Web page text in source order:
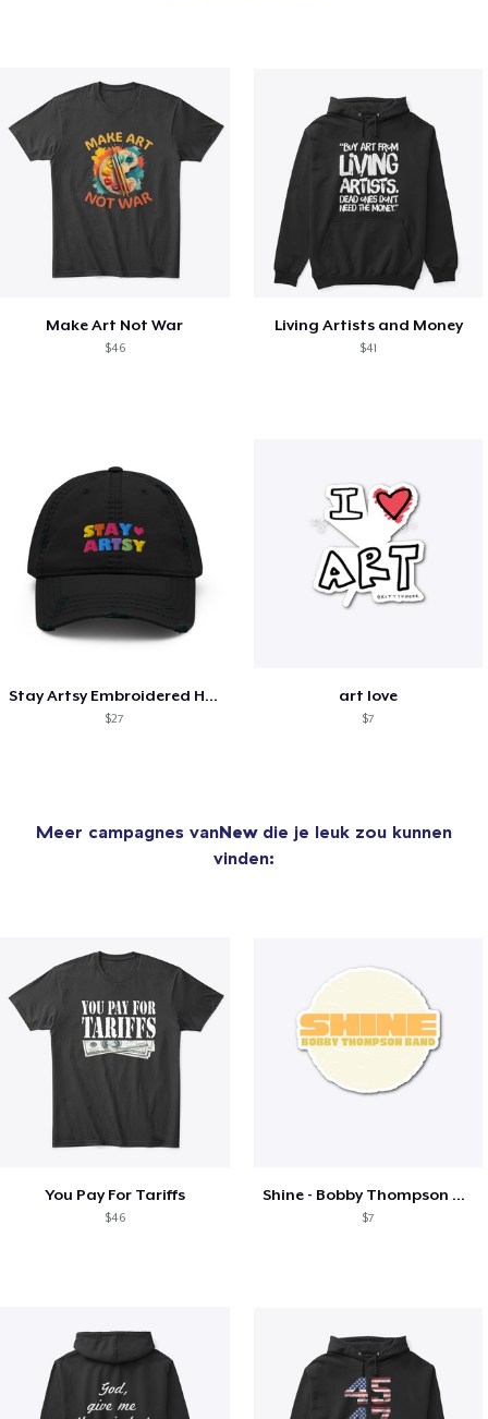
Make Art Not War
$46
Living Artists and Money
$41
Stay Artsy Embroidered Hat
$27
art love
$7
Meer campagnes vanNewdie je leuk zou kunnen
vinden:
You Pay For Tariffs
$46
Shine - Bobby Thompson Band Merch
$7